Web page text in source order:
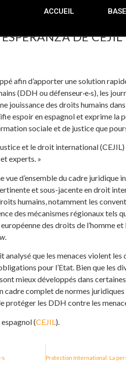
ACCUEIL
DE CEJIL
afin d’apporter une solution
(DDH ou défenseur·e·s), les
jouissance des droits humains
espoir en espagnol et exprime la
sociale et de justice que
et le droit international (CEJIL)
experts. »
vue d’ensemble du cadre juridique
et sous-jacente en droit
humains, notamment les
des mécanismes régionaux tels
des droits de l’homme
.
analysé que les menaces violent
pour l’Etat. Bien que les
mieux développés dans
cadre complet de normes
protéger les DDH contre les
(CEJIL ).